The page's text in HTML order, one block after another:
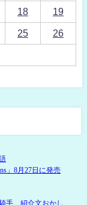
18 19
25 26